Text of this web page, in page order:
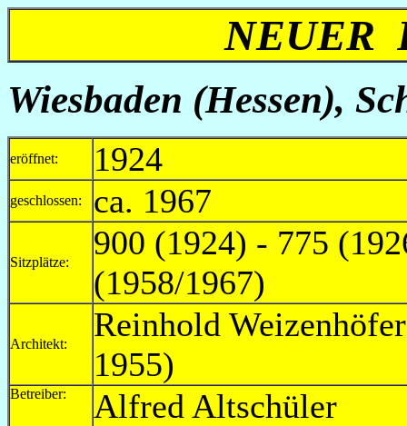
NEUER
Wiesbaden (Hessen),
eröffnet: 1924
geschlossen: ca. 1967
Sitzplätze:
900 (1924) - 775
(1958/1967)
Architekt:
Reinhold
1955)
Betreiber:
Alfred